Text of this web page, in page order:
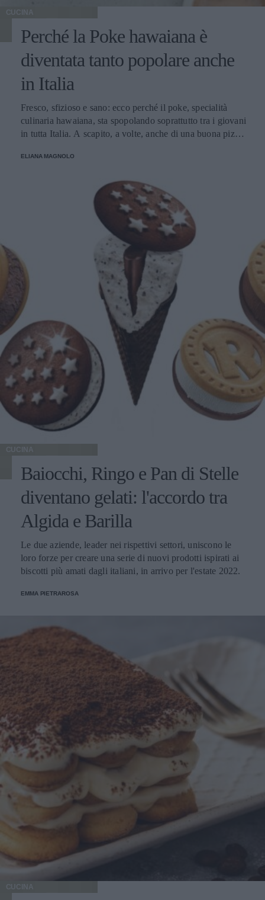
CUCINA
Perché la Poke hawaiana è
diventata tanto popolare anche
in Italia
Fresco, sfizioso e sano: ecco perché il poke, specialità
culinaria hawaiana, sta spopolando soprattutto tra i giovani
in tutta Italia. A scapito, a volte, anche di una buona pizza.
ELIANA MAGNOLO
CUCINA
Baiocchi, Ringo e Pan di Stelle
diventano gelati: l'accordo tra
Algida e Barilla
Le due aziende, leader nei rispettivi settori, uniscono le
loro forze per creare una serie di nuovi prodotti ispirati ai
biscotti più amati dagli italiani, in arrivo per l'estate 2022.
EMMA PIETRAROSA
CUCINA